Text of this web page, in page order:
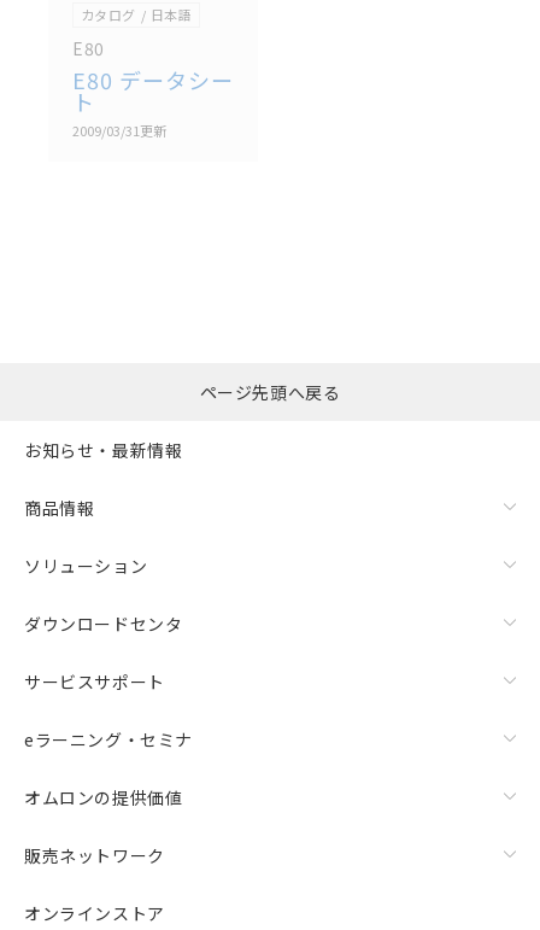
カタログ 日本語
E80
E80 データシー
ト
2009/03/31更新
括ダウンロード
ページ先頭へ戻る
お知らせ・最新情報
商品情報
ソリューション
ダウンロードセンタ
サービスサポート
eラーニング・セミナ
オムロンの提供価値
販売ネットワーク
オンラインストア